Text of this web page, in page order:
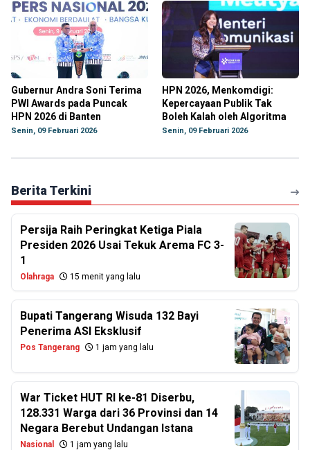
Gubernur Andra Soni Terima
PWI Awards pada Puncak
HPN 2026 di Banten
Senin, 09 Februari 2026
HPN 2026, Menkomdigi:
Kepercayaan Publik Tak
Boleh Kalah oleh Algoritma
Senin, 09 Februari 2026
Berita Terkini
Persija Raih Peringkat Ketiga Piala
Presiden 2026 Usai Tekuk Arema FC 3-
1
Olahraga 15 menit yang lalu
Bupati Tangerang Wisuda 132 Bayi
Penerima ASI Eksklusif
Pos Tangerang 1 jam yang lalu
War Ticket HUT RI ke-81 Diserbu,
128.331 Warga dari 36 Provinsi dan 14
Negara Berebut Undangan Istana
Nasional 1 jam yang lalu